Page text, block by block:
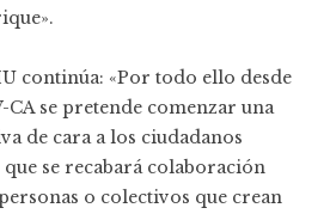
continúa: «Por todo ello desde
se pretende comenzar una
de cara a los ciudadanos
se recabará colaboración
o colectivos que crean